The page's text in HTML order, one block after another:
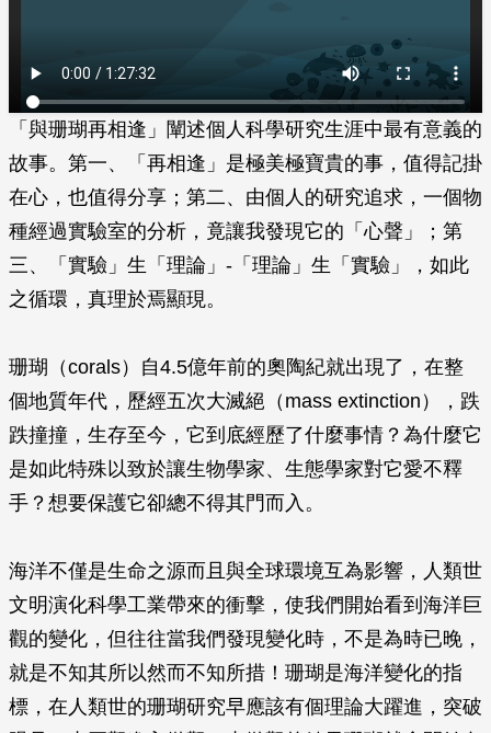
「與珊瑚再相逢」闡述個人科學研究生涯中最有意義的
故事。第一、「再相逢」是極美極寶貴的事，值得記掛
在心，也值得分享；第二、由個人的研究追求，一個物
種經過實驗室的分析，竟讓我發現它的「心聲」；第
三、「實驗」生「理論」-「理論」生「實驗」，如此
之循環，真理於焉顯現。
珊瑚（corals）自4.5億年前的奧陶紀就出現了，在整
個地質年代，歷經五次大滅絕（mass extinction），跌
跌撞撞，生存至今，它到底經歷了什麼事情？為什麼它
是如此特殊以致於讓生物學家、生態學家對它愛不釋
手？想要保護它卻總不得其門而入。
海洋不僅是生命之源而且與全球環境互為影響，人類世
文明演化科學工業帶來的衝擊，使我們開始看到海洋巨
觀的變化，但往往當我們發現變化時，不是為時已晚，
就是不知其所以然而不知所措！珊瑚是海洋變化的指
標，在人類世的珊瑚研究早應該有個理論大躍進，突破